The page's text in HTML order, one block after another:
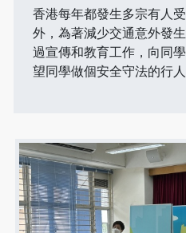
香港每年都發生多宗有人
外，為著減少交通意外發
過宣傳和教育工作，向同
望同學做個安全守法的行人